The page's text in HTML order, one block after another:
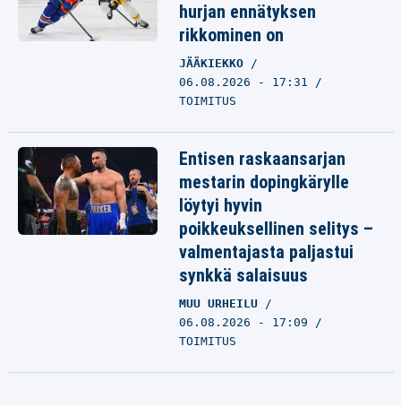
hurjan ennätyksen
rikkominen on
JÄÄKIEKKO
06.08.2026 - 17:31
TOIMITUS
Entisen raskaansarjan
mestarin dopingkärylle
löytyi hyvin
poikkeuksellinen selitys –
valmentajasta paljastui
synkkä salaisuus
MUU URHEILU
06.08.2026 - 17:09
TOIMITUS